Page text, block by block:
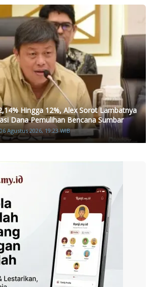
Hingga 12%, Alex Sorot Lambatnya
Dana Pemulihan Bencana Sumbar
Agustus 2026, 19:23 WIB